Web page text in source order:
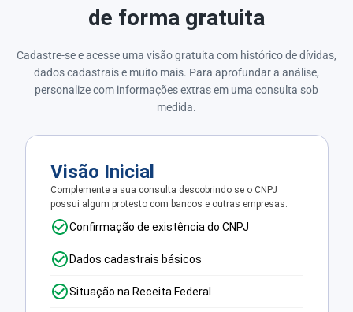
de forma gratuita
Cadastre-se e acesse uma visão gratuita com histórico de dívidas,
dados cadastrais e muito mais. Para aprofundar a análise,
personalize com informações extras em uma consulta sob
medida.
Visão Inicial
Complemente a sua consulta descobrindo se o CNPJ
possui algum protesto com bancos e outras empresas.
Confirmação de existência do CNPJ
Dados cadastrais básicos
Situação na Receita Federal